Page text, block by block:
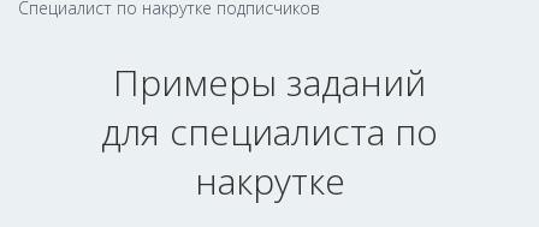
Специалист по накрутке подписчиков
Примеры заданий
для специалиста по
накрутке